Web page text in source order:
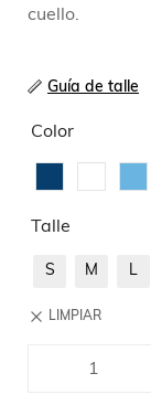
cuello.
Guía de talle
Color
Talle
S M L
LIMPIAR